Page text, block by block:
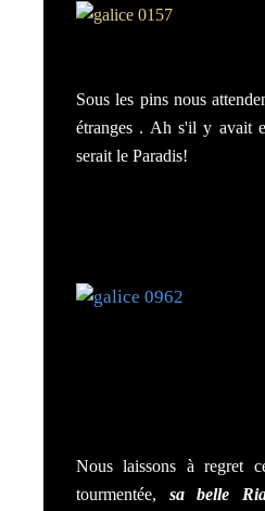
Sous les pins nous
étranges . Ah s'il y avait
serait le Paradis!
Nous laissons à regret
tourmentée, sa belle